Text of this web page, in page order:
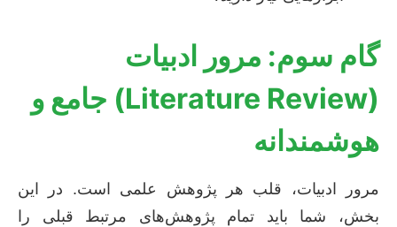
گام سوم: مرور ادبیات
(Literature Review) جامع و
هوشمندانه
مرور ادبیات، قلب هر پژوهش علمی است. در این
بخش، شما باید تمام پژوهش‌های مرتبط قبلی را